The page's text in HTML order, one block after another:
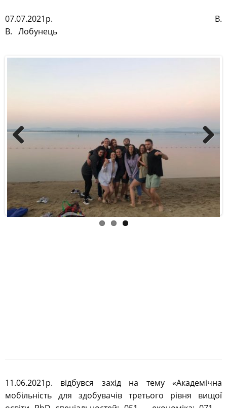
07.07.2021р. В.
В. Лобунець
Previous Next
11.06.2021р. відбувся захід на тему «Академічна
мобільність для здобувачів третього рівня вищої